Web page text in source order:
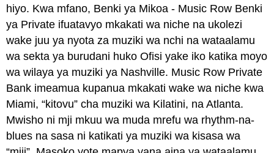
hiyo. Kwa mfano, Benki ya Mikoa - Music Row Benki
ya Private ifuatavyo mkakati wa niche na ukolezi
wake juu ya nyota za muziki wa nchi na wataalamu
wa sekta ya burudani huko Ofisi yake iko katika moyo
wa wilaya ya muziki ya Nashville. Music Row Private
Bank imeamua kupanua mkakati wake wa niche kwa
Miami, “kitovu” cha muziki wa Kilatini, na Atlanta.
Mwisho ni mji mkuu wa muda mrefu wa rhythm-na-
blues na sasa ni katikati ya muziki wa kisasa wa